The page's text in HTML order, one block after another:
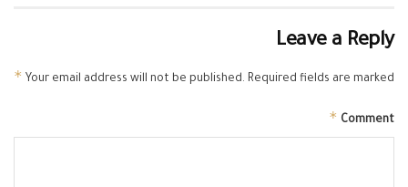
Leave a Reply
Your email address will not be published. Required fields are marked
*
Comment
*